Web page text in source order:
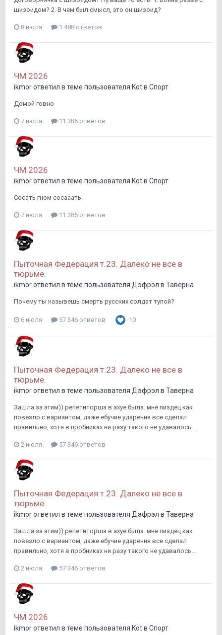
шизоидом? 2. В чем был смысл, это он шизоид?
8 июля 1 488 ответов
ЧМ 2026
ikmorответил в теме пользователя Kotв Спорт
Домой говно
7 июля 11 385 ответов
ЧМ 2026
ikmorответил в теме пользователя Kotв Спорт
Сосать гном сосааать
7 июля 11 385 ответов
Пыточная Федерация т.23. Далеко не все в
тюрьме.
ikmorответил в теме пользователя Дэфрэл в Таверна
Почему ты назывешь смерть русских солдат тупой?
6 июля 57 346 ответов 10
Пыточная Федерация т.23. Далеко не все в
тюрьме.
ikmorответил в теме пользователя Дэфрэл в Таверна
Зашла за этим)) репетиторша в ахуе была. мне пиздец как
повезло с вариантом, даже ебучие ударения все сделал
правильно, хотя в пробниках ни разу такого не удавалось...
2 июля 57 346 ответов
Пыточная Федерация т.23. Далеко не все в
тюрьме.
ikmorответил в теме пользователя Дэфрэл в Таверна
Зашла за этим)) репетиторша в ахуе была. мне пиздец как
повезло с вариантом, даже ебучие ударения все сделал
правильно, хотя в пробниках ни разу такого не удавалось...
2 июля 57 346 ответов
ЧМ 2026
ikmorответил в теме пользователя Kotв Спорт